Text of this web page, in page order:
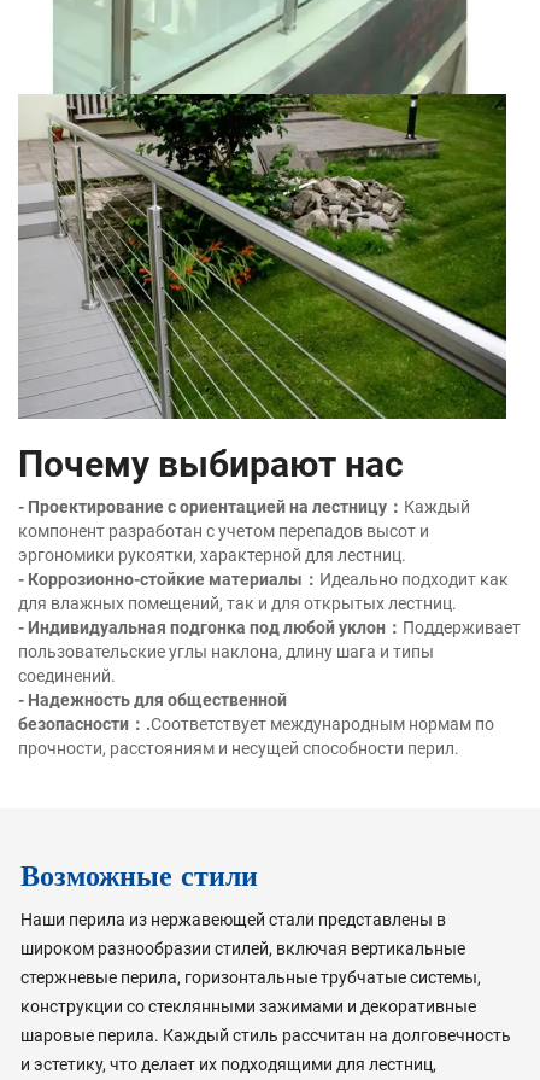
Почему выбирают нас
- Проектирование с ориентацией на лестницу： Каждый
компонент разработан с учетом перепадов высот и
эргономики рукоятки, характерной для лестниц.
- Коррозионно-стойкие материалы： Идеально подходит как
для влажных помещений, так и для открытых лестниц.
- Индивидуальная подгонка под любой уклон： Поддерживает
пользовательские углы наклона, длину шага и типы
соединений.
- Надежность для общественной
безопасности：.Соответствует международным нормам по
прочности, расстояниям и несущей способности перил.
Возможные стили
Наши перила из нержавеющей стали представлены в
широком разнообразии стилей, включая вертикальные
стержневые перила, горизонтальные трубчатые системы,
конструкции со стеклянными зажимами и декоративные
шаровые перила. Каждый стиль рассчитан на долговечность
и эстетику, что делает их подходящими для лестниц,